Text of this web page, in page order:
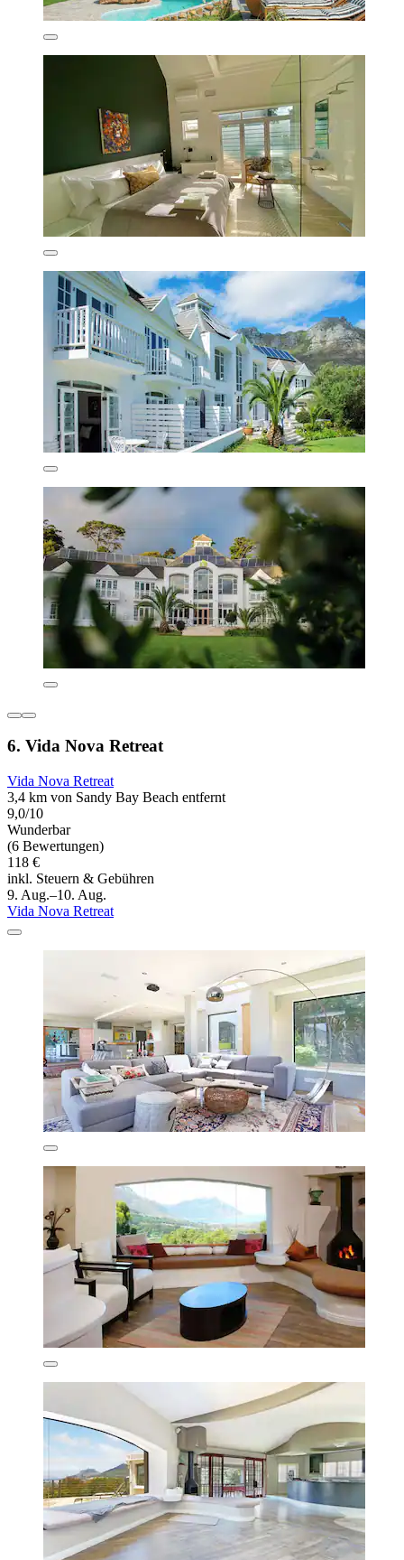
6. Vida Nova Retreat
Vida Nova Retreat
3,4 km von Sandy Bay Beach entfernt
9,0/10
Wunderbar
(6 Bewertungen)
118 €
inkl. Steuern & Gebühren
9. Aug.–10. Aug.
Vida Nova Retreat